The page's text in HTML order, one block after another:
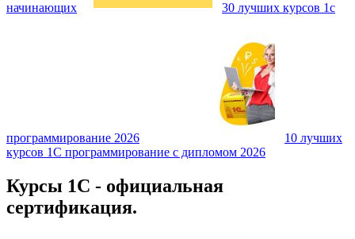
начинающих 30 лучших курсов 1с
программирование 2026
10 лучших
курсов 1С программирование с дипломом 2026
Курсы 1С - официальная
сертификация.